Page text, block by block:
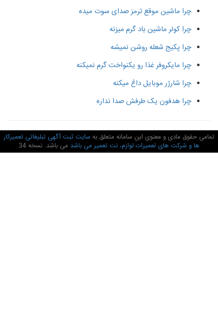
چرا ماشین موقع ترمز صدای سوت میده
چرا کولر ماشین باد گرم میزنه
چرا پکیج شعله روشن نمیشه
چرا مایکروفر غذا رو یکنواخت گرم نمیکنه
چرا شارژر موبایل داغ میکنه
چرا هدفون یک طرفش صدا نداره
حقوق مادی و معنوی این سامانه متعلق به سایت ثبت آگهی تبلیغاتی تعمیرکار
ها و شرکت های تعمیرات لوازم، نت تعمیر می باشدمی باشد. نسخه 34